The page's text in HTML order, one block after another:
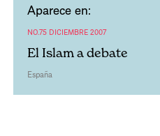
Aparece en:
NO.75 DICIEMBRE 2007
El Islam a debate
España